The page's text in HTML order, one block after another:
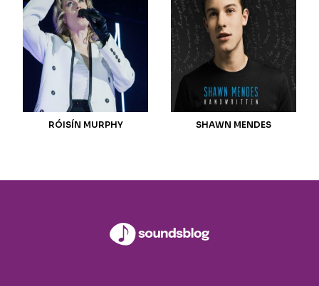
RÓISÍN MURPHY SHAWN MENDES